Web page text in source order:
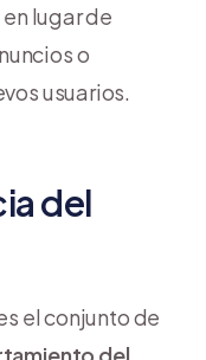
en lugar de
o
usuarios.
del
el conjunto de
del